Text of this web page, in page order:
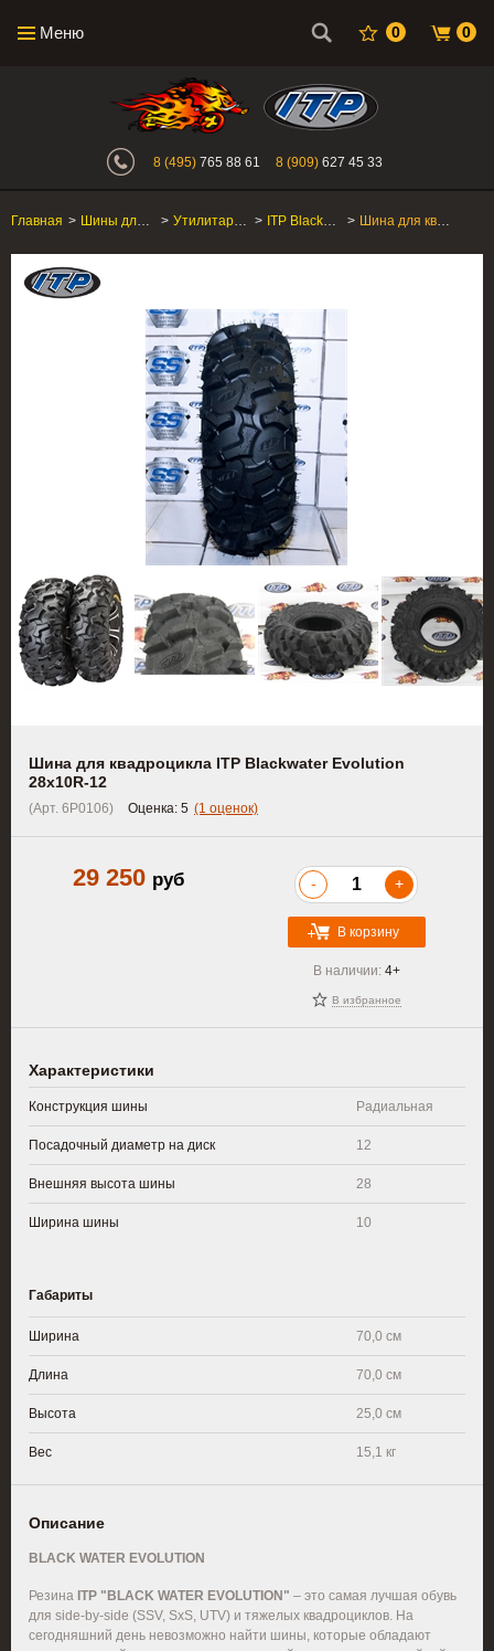
Меню 0 0
Интернет-магазин "Поросенок".
8 (495) 765 88 61 8 (909) 627 45 33
Главная > Шины для квадроцикла > Утилитарные ATV/SxS > ITP Blackwater Evolution > Шина для квадроцикла ITP Blackwater Evolution 28x10R-12
Шина для квадроцикла ITP Blackwater Evolution
28x10R-12
(Арт. 6P0106) Оценка: 5 (1 оценок)
29 250 руб - +
В корзину
В наличии: 4+
В избранное
Характеристики
Конструкция шины Радиальная
Посадочный диаметр на диск 12
Внешняя высота шины 28
Ширина шины 10
Габариты
Ширина 70,0 см
Длина 70,0 см
Высота 25,0 см
Вес 15,1 кг
Описание
BLACK WATER EVOLUTION
Резина ITP "BLACK WATER EVOLUTION" – это самая лучшая обувь
для side-by-side (SSV, SxS, UTV) и тяжелых квадроциклов. На
сегодняшний день невозможно найти шины, которые обладают